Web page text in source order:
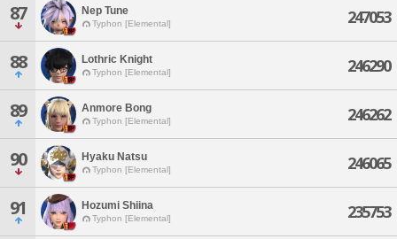
87 Nep Tune
Typhon [Elemental] 247053
88 Lothric Knight
Typhon [Elemental] 246290
89 Anmore Bong
Typhon [Elemental] 246262
90 Hyaku Natsu
Typhon [Elemental] 246065
91 Hozumi Shiina
Typhon [Elemental] 235753